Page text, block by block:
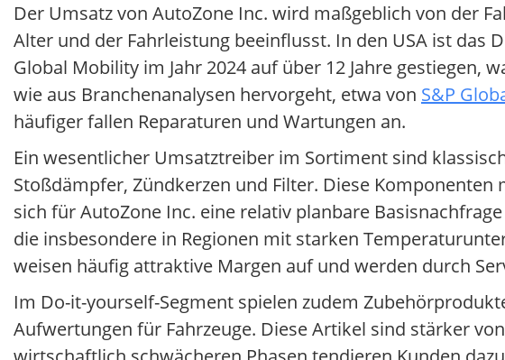
Der Umsatz von AutoZone Inc. wird maßgeblich von der
Alter und der Fahrleistung beeinflusst. In den USA ist das
Global Mobility im Jahr 2024 auf über 12 Jahre gestiegen,
wie aus Branchenanalysen hervorgeht, etwa von S&P
häufiger fallen Reparaturen und Wartungen an.
Ein wesentlicher Umsatztreiber im Sortiment sind
Stoßdämpfer, Zündkerzen und Filter. Diese
sich für AutoZone Inc. eine relativ planbare
die insbesondere in Regionen mit starken
weisen häufig attraktive Margen auf und werden durch
Im Do-it-yourself-Segment spielen zudem
Aufwertungen für Fahrzeuge. Diese Artikel sind stärker